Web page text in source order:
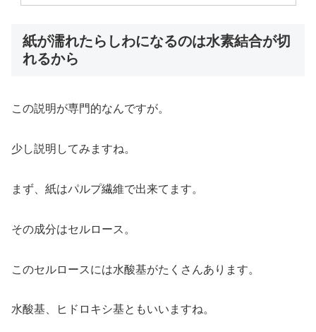
紙が濡れたらしわになるのは水素結合が切
れるから
この説明が専門的なんですが。
少し説明してみますね。
まず、紙はパルプ繊維で出来てます。
その成分はセルロース。
このセルロースには水酸基がたくさんあります。
水酸基、ヒドロキシ基ともいいますね。